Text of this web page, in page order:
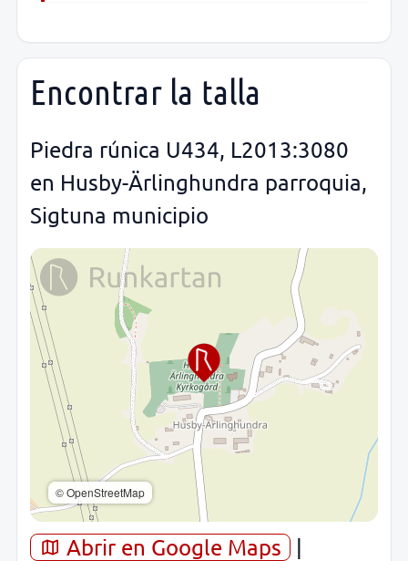
Encontrar la talla
Piedra rúnica U434, L2013:3080
en Husby-Ärlinghundra parroquia,
Sigtuna municipio
© OpenStreetMap
Abrir en Google Maps
|